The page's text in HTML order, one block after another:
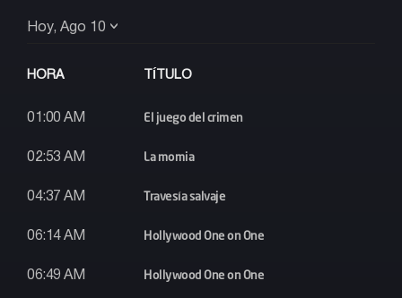
Hoy, Ago 10
HORA TÍTULO
01:00 AM El juego del crimen
02:53 AM La momia
04:37 AM Travesía salvaje
06:14 AM Hollywood One on One
06:49 AM Hollywood One on One